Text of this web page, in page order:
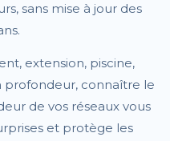
sans mise à jour des
extension, piscine,
connaître le
de vos réseaux vous
et protège les